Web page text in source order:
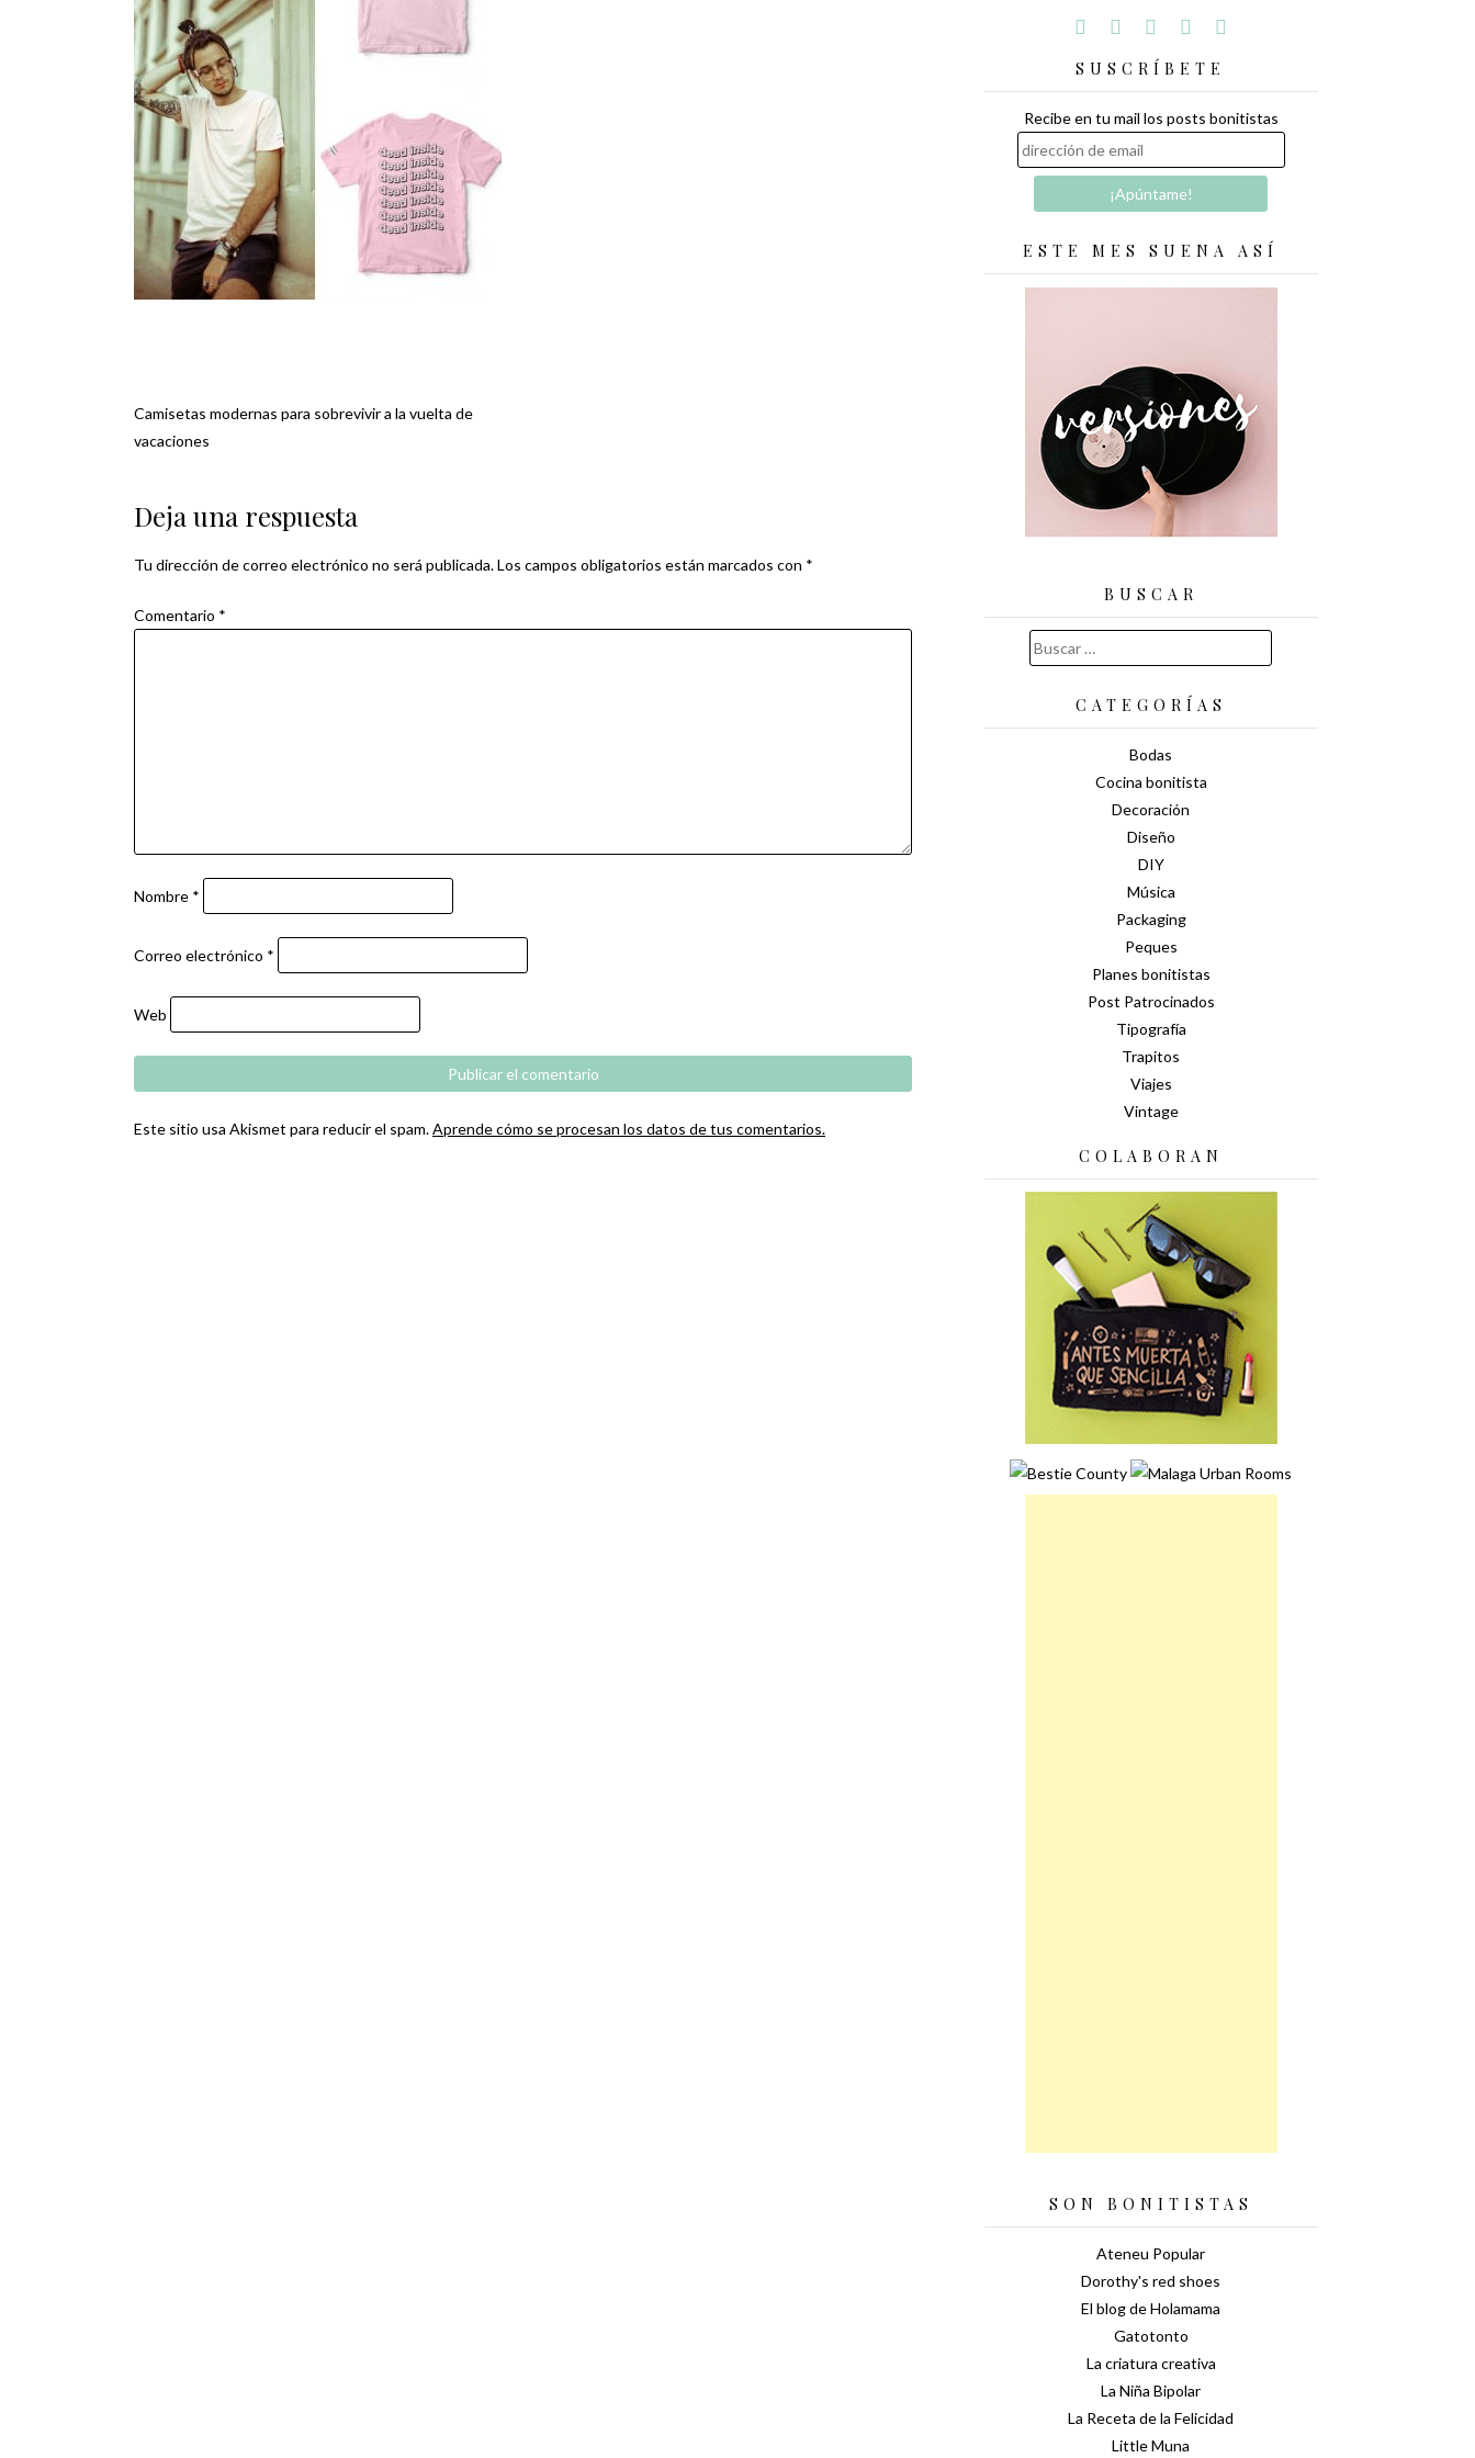
Navegación
Camisetas modernas para sobrevivir a la vuelta de
vacaciones
Deja una respuesta
Tu dirección de correo electrónico no será publicada.Los campos obligatorios están marcados con *
Comentario *
Nombre *
Correo electrónico *
Web
Este sitio usa Akismet para reducir el spam.Aprende cómo se procesan los datos de tus comentarios.
SUSCRÍBETE
Recibe en tu mail los posts bonitistas
ESTE MES SUENA ASÍ
BUSCAR
Buscar:
CATEGORÍAS
Bodas
Cocina bonitista
Decoración
Diseño
DIY
Música
Packaging
Peques
Planes bonitistas
Post Patrocinados
Tipografía
Trapitos
Viajes
Vintage
COLABORAN
SON BONITISTAS
Ateneu Popular
Dorothy's red shoes
El blog de Holamama
Gatotonto
La criatura creativa
La Niña Bipolar
La Receta de la Felicidad
Little Muna